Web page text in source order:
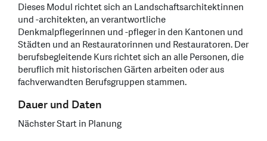
Dieses Modul richtet sich an Landschaftsarchitektinnen
und -architekten, an verantwortliche
Denkmalpflegerinnen und -pfleger in den Kantonen und
Städten und an Restauratorinnen und Restauratoren. Der
berufsbegleitende Kurs richtet sich an alle Personen, die
beruflich mit historischen Gärten arbeiten oder aus
fachverwandten Berufsgruppen stammen.
Dauer und Daten
Nächster Start in Planung